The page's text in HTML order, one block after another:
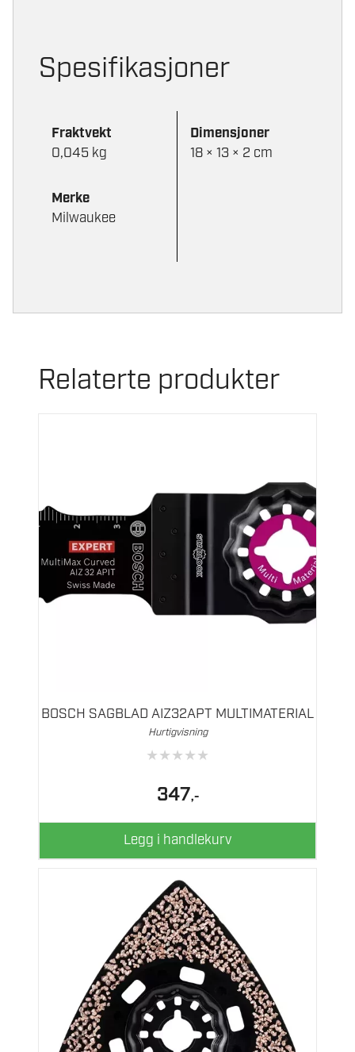
Spesifikasjoner
Fraktvekt
0,045 kg
Dimensjoner
18 × 13 × 2 cm
Merke
Milwaukee
Relaterte produkter
BOSCH SAGBLAD AIZ32APT MULTIMATERIAL
Hurtigvisning
★★★★★
347,-
Legg i handlekurv